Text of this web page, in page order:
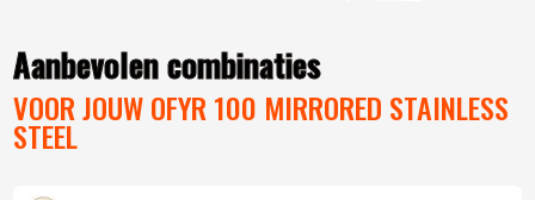
Aanbevolen combinaties
VOOR JOUW OFYR 100 MIRRORED STAINLESS
STEEL